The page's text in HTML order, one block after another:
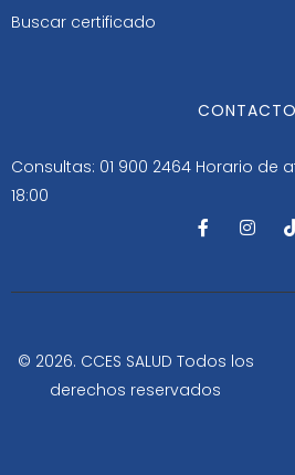
Buscar certificado
CONTACTO
Consultas: 01 900 2464 Horario de
18:00
F
a
b
-
I
n
a
m
i
© 2026. CCES SALUD Todos los
derechos reservados